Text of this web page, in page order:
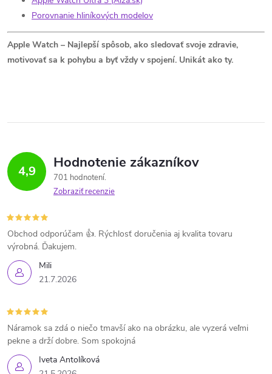
Porovnanie hliníkových modelov
Apple Watch – Najlepší spôsob, ako sledovať svoje zdravie,
motivovať sa k pohybu a byť vždy v spojení. Unikát ako ty.
4,9 Hodnotenie zákazníkov
701 hodnotení
Zobraziť recenzie
Mili
21.7.2026
Obchod odporúčam 👍. Rýchlosť doručenia aj kvalita tovaru
výrobná. Ďakujem.
Iveta Antolíková
Náramok sa zdá o niečo tmavší ako na obrázku, ale vyzerá veľmi
pekne a drží dobre. Som spokojná